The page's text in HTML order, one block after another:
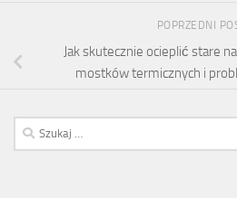
POPRZEDNI
Jak skutecznie ocieplić stare
mostków termicznych i
Szukaj: